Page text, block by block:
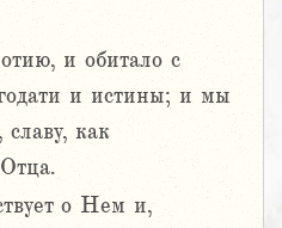
и обитало с
и истины; и мы
славу, как
о Нем и,